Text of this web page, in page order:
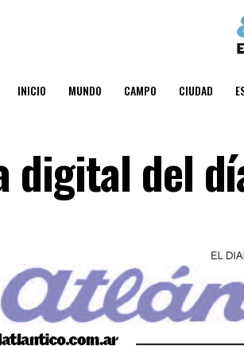
INICIO MUNDO CAMPO CIUDAD
digital del